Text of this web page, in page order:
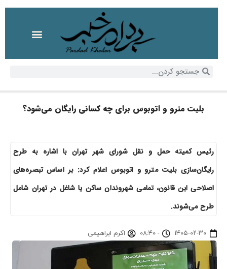
بلیت مترو و اتوبوس برای چه کسانی رایگان می‌شود؟
رئیس کمیته حمل و نقل شورای شهر تهران با اشاره به طرح
رایگان‌سازی بلیت مترو و اتوبوس اعلام کرد: بر اساس تبصره‌های
اصلاحی این قانون، تمامی شهروندان ساکن یا شاغل در تهران شامل
طرح می‌شوند.
۱۴۰۵-۰۲-۳۰ - ۰۸:۴۰ اکرم ابراهیمی